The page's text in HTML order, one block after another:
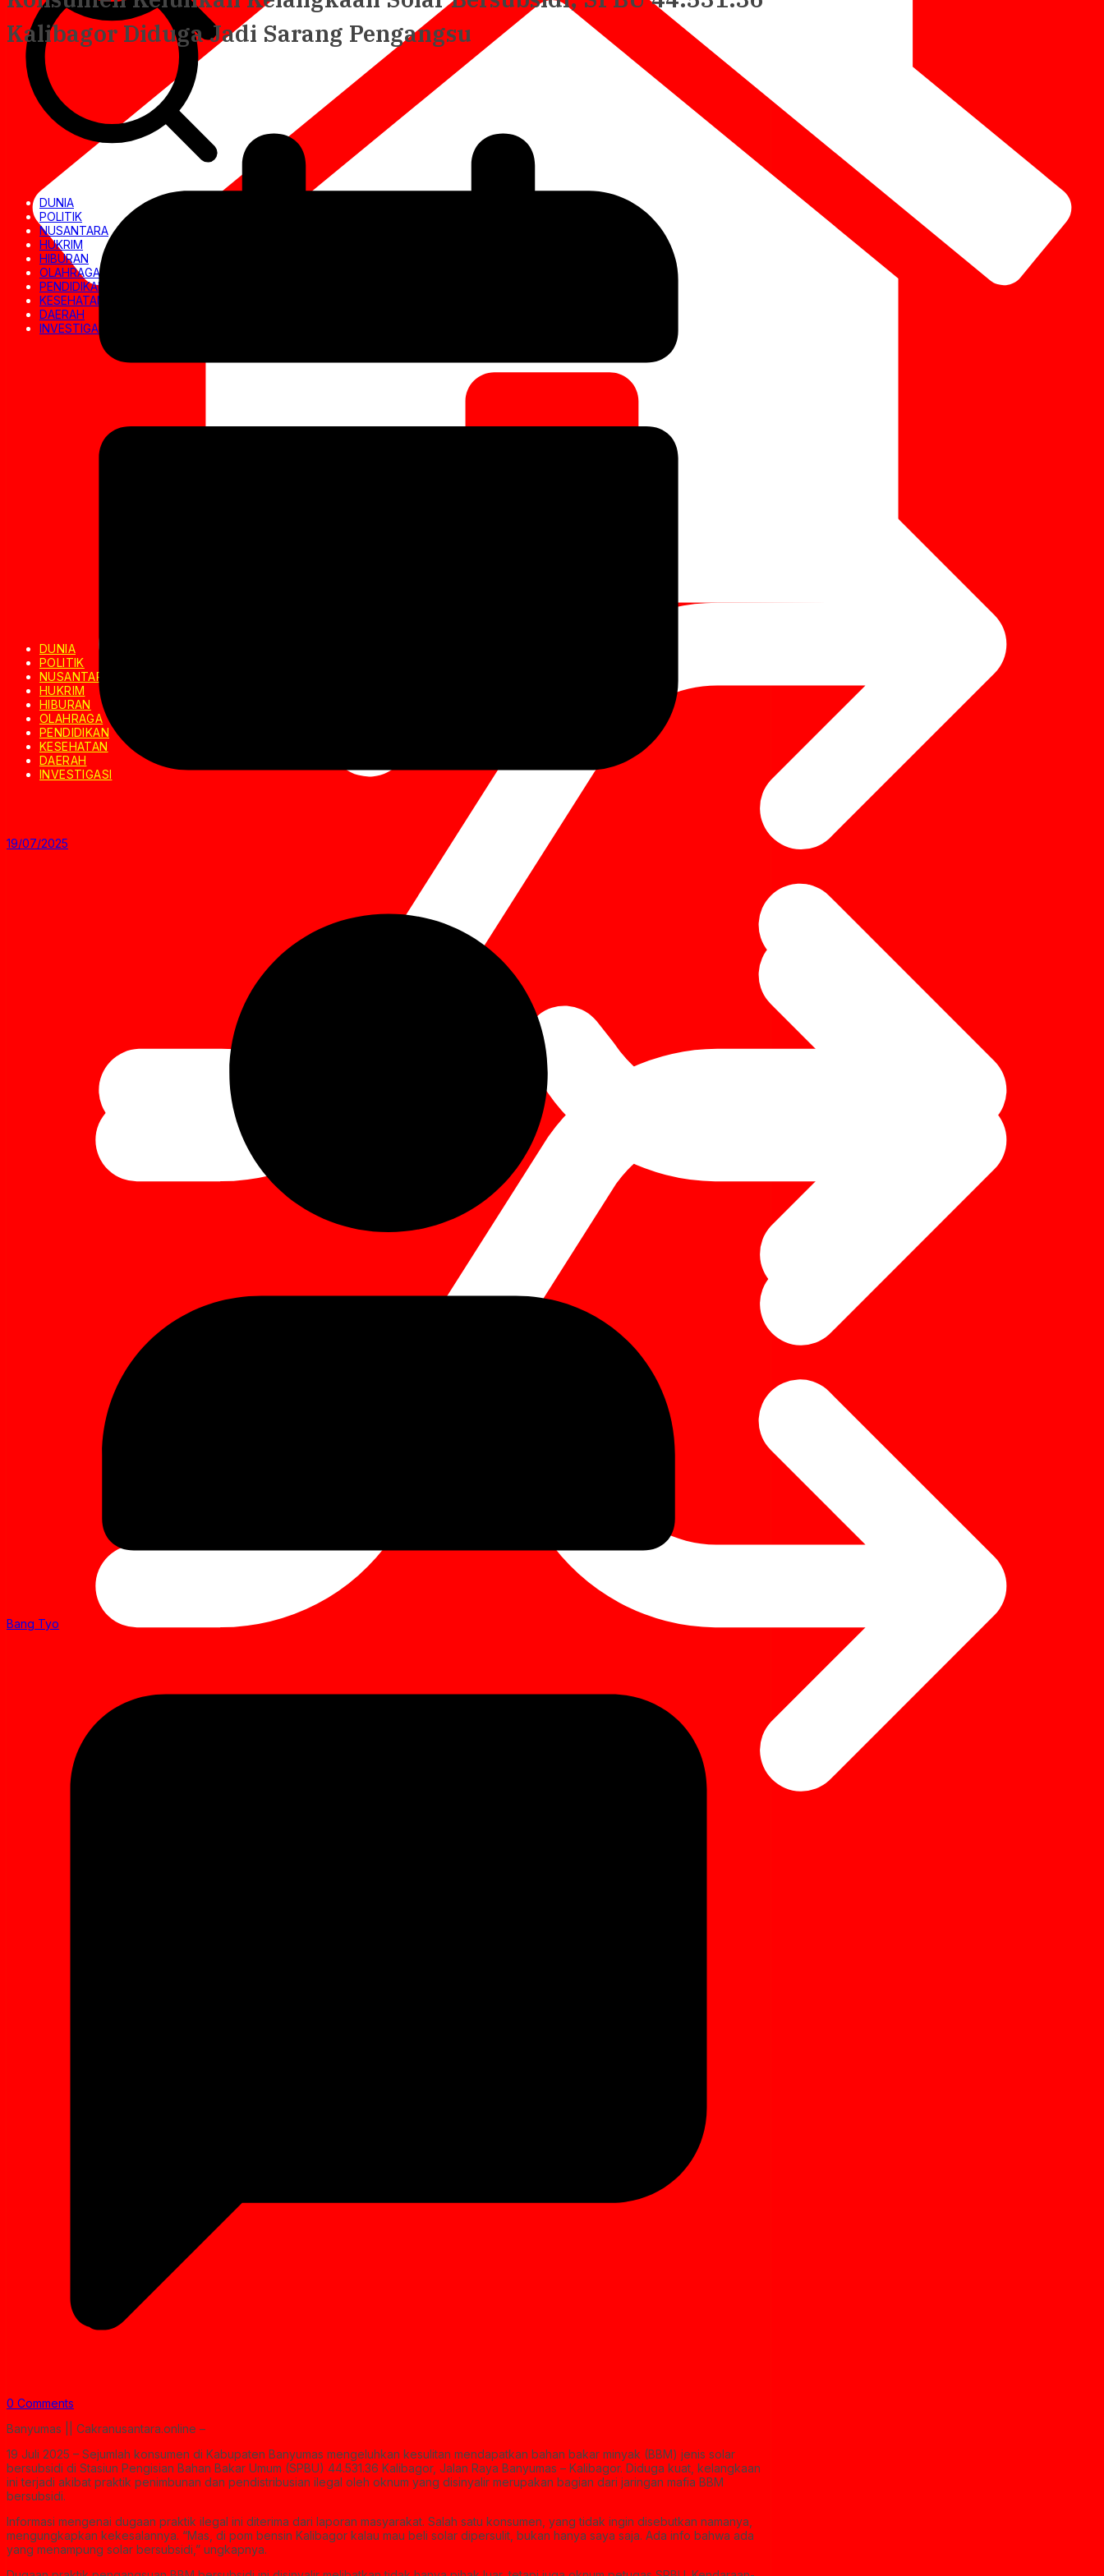
DUNIA
POLITIK
NUSANTARA
HUKRIM
HIBURAN
OLAHRAGA
PENDIDIKAN
KESEHATAN
DAERAH
INVESTIGASI
DUNIA
POLITIK
NUSANTARA
HUKRIM
HIBURAN
OLAHRAGA
PENDIDIKAN
KESEHATAN
DAERAH
INVESTIGASI
Kalibagor Diduga Jadi Sarang Pengangsu
19/07/2025
Bang Tyo
0 Comments
Banyumas || Cakranusantara.online –
19 Juli 2025 – Sejumlah konsumen di Kabupaten Banyumas mengeluhkan kesulitan mendapatkan bahan bakar minyak (BBM) jenis solar
bersubsidi di Stasiun Pengisian Bahan Bakar Umum (SPBU) 44.531.36 Kalibagor, Jalan Raya Banyumas – Kalibagor. Diduga kuat, kelangkaan
ini terjadi akibat praktik penimbunan dan pendistribusian ilegal oleh oknum yang disinyalir merupakan bagian dari jaringan mafia BBM
bersubsidi.
Informasi mengenai dugaan praktik ilegal ini diterima dari laporan masyarakat. Salah satu konsumen, yang tidak ingin disebutkan namanya,
mengungkapkan kekesalannya. “Mas, di pom bensin Kalibagor kalau mau beli solar dipersulit, bukan hanya saya saja. Ada info bahwa ada
yang menampung solar bersubsidi,” ungkapnya.